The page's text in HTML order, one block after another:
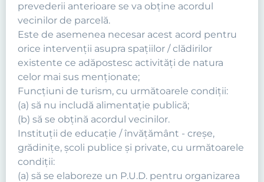
prevederii anterioare se va obţine acordul
vecinilor de parcelă.
Este de asemenea necesar acest acord pentru
orice intervenţii asupra spaţiilor / clădirilor
existente ce adăpostesc activităţi de natura
celor mai sus menţionate;
Funcţiuni de turism, cu următoarele condiţii:
(a) să nu includă alimentaţie publică;
(b) să se obţină acordul vecinilor.
Instituţii de educaţie / învăţământ - creşe,
grădiniţe, şcoli publice şi private, cu următoarele
condiţii:
(a) să se elaboreze un P.U.D. pentru organizarea